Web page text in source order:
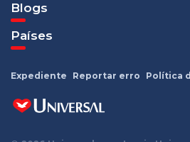
Blogs
Países
Expediente Reportar erro Política